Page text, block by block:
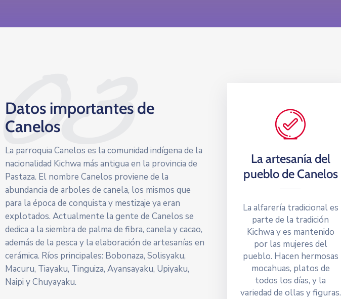
Datos importantes de
Canelos
La parroquia Canelos es la comunidad indígena de la
nacionalidad Kichwa más antigua en la provincia de
Pastaza. El nombre Canelos proviene de la
abundancia de arboles de canela, los mismos que
para la época de conquista y mestizaje ya eran
explotados. Actualmente la gente de Canelos se
dedica a la siembra de palma de fibra, canela y cacao,
además de la pesca y la elaboración de artesanías en
cerámica. Ríos principales: Bobonaza, Solisyaku,
Macuru, Tiayaku, Tinguiza, Ayansayaku, Upiyaku,
Naipi y Chuyayaku.
03
La artesanía del
pueblo de Canelos
La alfarería tradicional es
parte de la tradición
Kichwa y es mantenido
por las mujeres del
pueblo. Hacen hermosas
mocahuas, platos de
todos los días, y la
variedad de ollas y figuras.